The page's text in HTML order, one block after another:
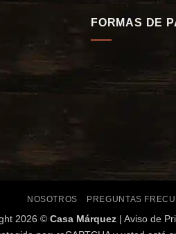
FORMAS DE
NOSOTROS PREGUNTAS
2026 © Casa Márquez| Aviso de